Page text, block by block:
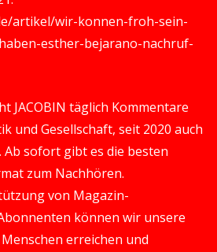
artikel/wir-konnen-froh-sein-
esther-bejarano-nachruf-
JACOBIN täglich Kommentare
und Gesellschaft, seit 2020 auch
Ab sofort gibt es die besten
zum Nachhören.
von Magazin-
können wir unsere
erreichen und